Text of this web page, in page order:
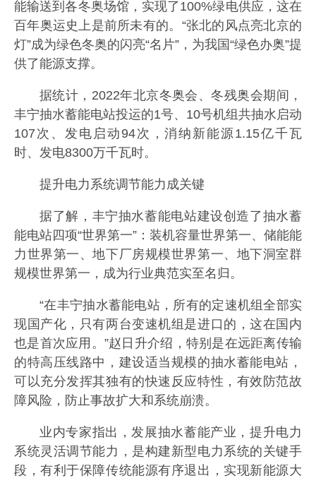
能输送到各冬奥场馆，实现了100%绿电供应，这在
百年奥运史上是前所未有的。“张北的风点亮北京的
灯”成为绿色冬奥的闪亮“名片”，为我国“绿色办奥”提
供了能源支撑。
据统计，2022年北京冬奥会、冬残奥会期间，
丰宁抽水蓄能电站投运的1号、10号机组共抽水启动
107次、发电启动94次，消纳新能源1.15亿千瓦
时、发电8300万千瓦时。
提升电力系统调节能力成关键
据了解，丰宁抽水蓄能电站建设创造了抽水蓄
能电站四项“世界第一”：装机容量世界第一、储能能
力世界第一、地下厂房规模世界第一、地下洞室群
规模世界第一，成为行业典范实至名归。
“在丰宁抽水蓄能电站，所有的定速机组全部实
现国产化，只有两台变速机组是进口的，这在国内
也是首次应用。”赵日升介绍，特别是在远距离传输
的特高压线路中，建设适当规模的抽水蓄能电站，
可以充分发挥其独有的快速反应特性，有效防范故
障风险，防止事故扩大和系统崩溃。
业内专家指出，发展抽水蓄能产业，提升电力
系统灵活调节能力，是构建新型电力系统的关键手
段，有利于保障传统能源有序退出，实现新能源大